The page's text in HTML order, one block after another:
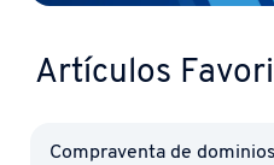
Artículos
Co­m­pra­ve­n­ta de